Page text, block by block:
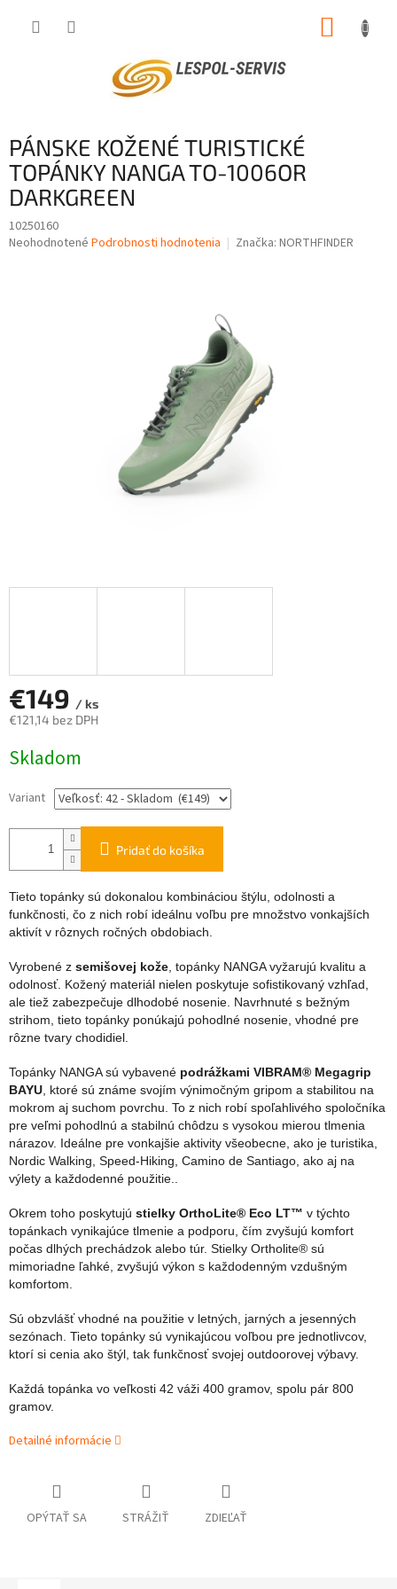
PÁNSKE KOŽENÉ TURISTICKÉ
TOPÁNKY NANGA TO-1006OR
DARKGREEN
10250160
Priemerné
Neohodnotené Podrobnosti hodnotenia Značka: NORTHFINDER
€149 / ks
€121,14 bez DPH
cena:
Skladom
Variant
Pridať do košíka
Tieto topánky sú dokonalou kombináciou štýlu, odolnosti a
funkčnosti, čo z nich robí ideálnu voľbu pre množstvo vonkajších
aktivít v rôznych ročných obdobiach.
Vyrobené z semišovej kože, topánky NANGA vyžarujú kvalitu a
odolnosť. Kožený materiál nielen poskytuje sofistikovaný vzhľad,
ale tiež zabezpečuje dlhodobé nosenie. Navrhnuté s bežným
strihom, tieto topánky ponúkajú pohodlné nosenie, vhodné pre
rôzne tvary chodidiel.
Topánky NANGA sú vybavené podrážkami VIBRAM® Megagrip
BAYU, ktoré sú známe svojím výnimočným gripom a stabilitou na
mokrom aj suchom povrchu. To z nich robí spoľahlivého spoločníka
pre veľmi pohodlnú a stabilnú chôdzu s vysokou mierou tlmenia
nárazov. Ideálne pre vonkajšie aktivity všeobecne, ako je turistika,
Nordic Walking, Speed-Hiking, Camino de Santiago, ako aj na
výlety a každodenné použitie..
Okrem toho poskytujú stielky OrthoLite® Eco LT™ v týchto
topánkach vynikajúce tlmenie a podporu, čím zvyšujú komfort
počas dlhých prechádzok alebo túr. Stielky Ortholite® sú
mimoriadne ľahké, zvyšujú výkon s každodenným vzdušným
komfortom.
Sú obzvlášť vhodné na použitie v letných, jarných a jesenných
sezónach. Tieto topánky sú vynikajúcou voľbou pre jednotlivcov,
ktorí si cenia ako štýl, tak funkčnosť svojej outdoorovej výbavy.
Každá topánka vo veľkosti 42 váži 400 gramov, spolu pár 800
gramov.
Detailné informácie
OPÝTAŤ SA STRÁŽIŤ ZDIEĽAŤ